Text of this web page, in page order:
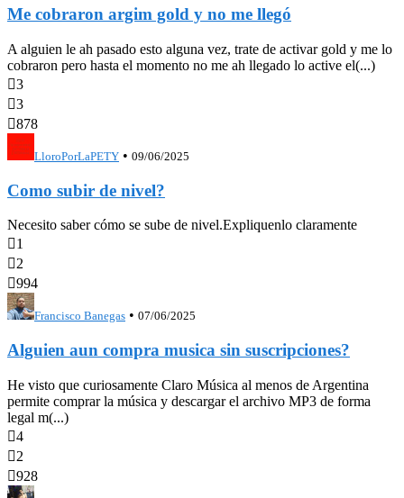
Me cobraron argim gold y no me llegó
A alguien le ah pasado esto alguna vez, trate de activar gold y me lo
cobraron pero hasta el momento no me ah llegado lo active el(...)
3
3
878
LloroPorLaPETY • 09/06/2025
Como subir de nivel?
Necesito saber cómo se sube de nivel.Expliquenlo claramente
1
2
994
Francisco Banegas • 07/06/2025
Alguien aun compra musica sin suscripciones?
He visto que curiosamente Claro Música al menos de Argentina
permite comprar la música y descargar el archivo MP3 de forma
legal m(...)
4
2
928